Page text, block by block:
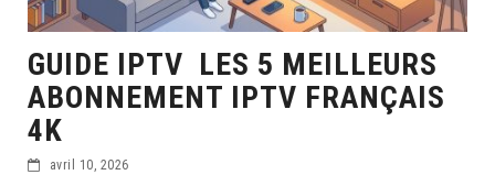
GUIDE IPTV LES 5 MEILLEURS
ABONNEMENT IPTV FRANÇAIS
4K
avril 10, 2026